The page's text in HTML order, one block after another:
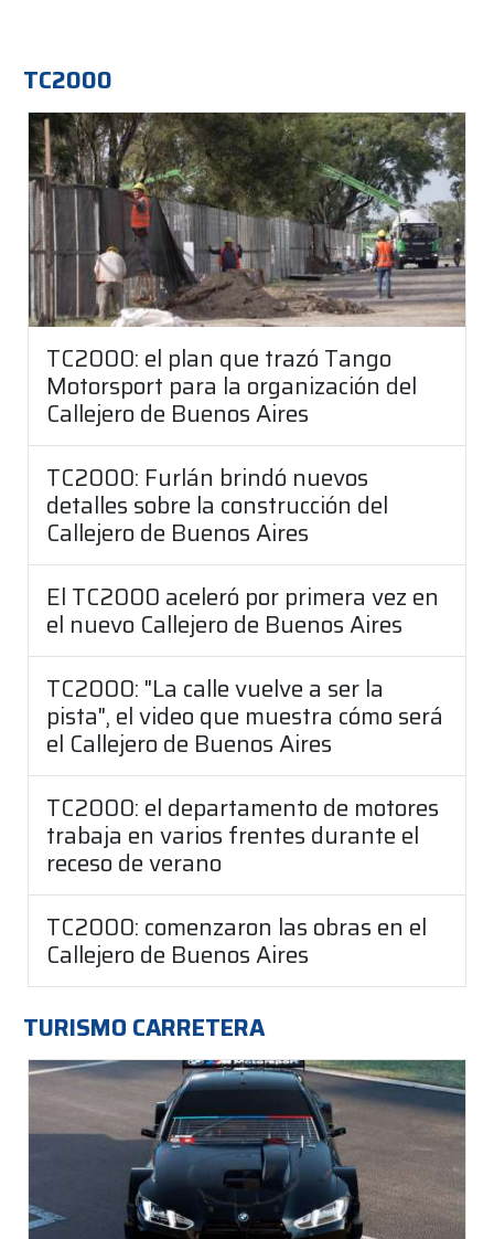
TC2000
TC2000: el plan que trazó Tango
Motorsport para la organización del
Callejero de Buenos Aires
TC2000: Furlán brindó nuevos
detalles sobre la construcción del
Callejero de Buenos Aires
El TC2000 aceleró por primera vez en
el nuevo Callejero de Buenos Aires
TC2000: "La calle vuelve a ser la
pista", el video que muestra cómo será
el Callejero de Buenos Aires
TC2000: el departamento de motores
trabaja en varios frentes durante el
receso de verano
TC2000: comenzaron las obras en el
Callejero de Buenos Aires
TURISMO CARRETERA